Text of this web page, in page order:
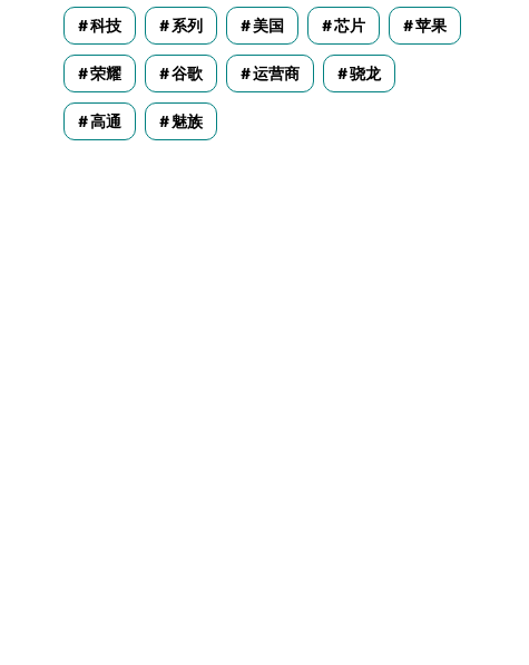
科技 系列 美国 芯片 苹果
荣耀 谷歌 运营商 骁龙
高通 魅族